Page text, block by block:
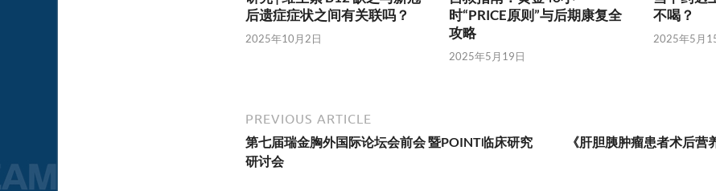
后遗症症状之间有关联吗？
2025年10月2日
时“PRICE原则”与后期康复全
攻略
2025年5月19日
不喝？
2025年5月
PREVIOUS ARTICLE
第七届瑞金胸外国际论坛会前会 暨POINT临床研究
研讨会
《肝胆胰肿瘤患者术后营